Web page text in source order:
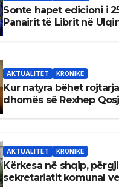
Sonte hapet edicioni i
Panairit të Librit në
AKTUALITET KRONIKË
Kur natyra bëhet
dhomës së Rexhep
AKTUALITET KRONIKË
Kërkesa në shqip,
sekretariatit komunal